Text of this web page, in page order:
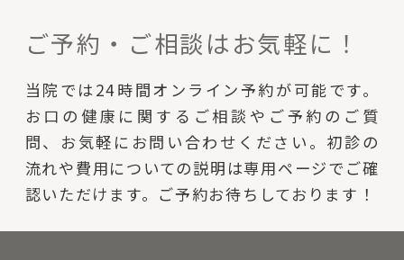
ご予約・ご相談はお気軽に！
当院では24時間オンライン予約が可能です。
お口の健康に関するご相談やご予約のご質
問、お気軽にお問い合わせください。初診の
流れや費用についての説明は専用ページでご確
認いただけます。ご予約お待ちしております！